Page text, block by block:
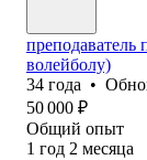
преподаватель
волейболу)
34 года •
50 000 ₽
Общий опыт
1 год 2 месяца